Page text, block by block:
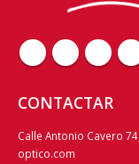
CONTACTAR
Calle Antonio Cavero
optico.com